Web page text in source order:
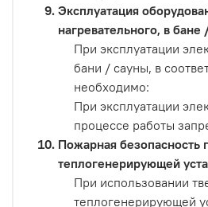
Эксплуатация
нагревательного, в бане
При эксплуатации
бани / сауны, в
необходимо:
При эксплуатации
процессе работы
Пожарная безопасность
теплогенерирующей
При использовании
теплогенерирующей